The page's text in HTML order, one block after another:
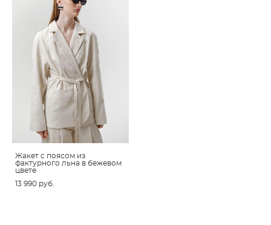
Жакет с поясом из
фактурного льна в бежевом
цвете
13 990 pуб.